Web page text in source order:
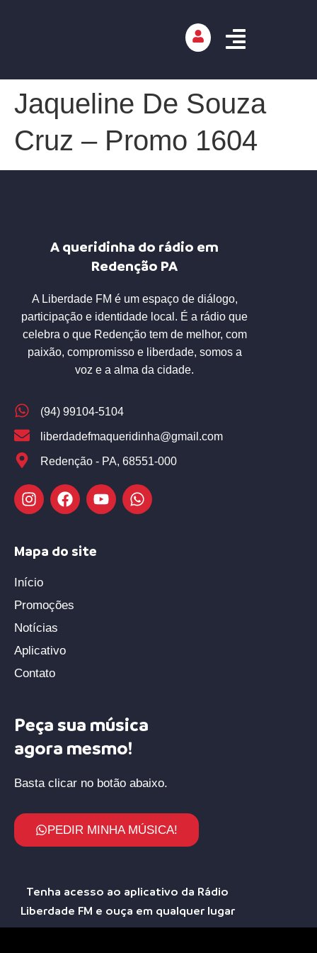
Jaqueline De Souza
Cruz – Promo 1604
A queridinha do rádio em
Redenção PA
A Liberdade FM é um espaço de diálogo,
participação e identidade local. É a rádio que
celebra o que Redenção tem de melhor, com
paixão, compromisso e liberdade, somos a
voz e a alma da cidade.
(94) 99104-5104
liberdadefmaqueridinha@gmail.com
Redenção - PA, 68551-000
Mapa do site
Início
Promoções
Notícias
Aplicativo
Contato
Peça sua música
agora mesmo!
Basta clicar no botão abaixo.
PEDIR MINHA MÚSICA!
Tenha acesso ao aplicativo da Rádio
Liberdade FM e ouça em qualquer lugar